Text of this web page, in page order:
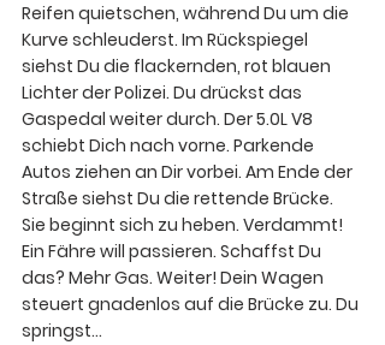
Reifen quietschen, während Du um die
Kurve schleuderst. Im Rückspiegel
siehst Du die flackernden, rot blauen
Lichter der Polizei. Du drückst das
Gaspedal weiter durch. Der 5.0L V8
schiebt Dich nach vorne. Parkende
Autos ziehen an Dir vorbei. Am Ende der
Straße siehst Du die rettende Brücke.
Sie beginnt sich zu heben. Verdammt!
Ein Fähre will passieren. Schaffst Du
das? Mehr Gas. Weiter! Dein Wagen
steuert gnadenlos auf die Brücke zu. Du
springst...